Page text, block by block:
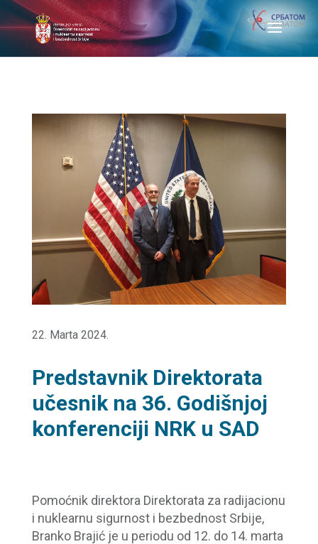
22. Marta 2024.
Predstavnik Direktorata
učesnik na 36. Godišnjoj
konferenciji NRK u SAD
Pomoćnik direktora Direktorata za radijacionu
i nuklearnu sigurnost i bezbednost Srbije,
Branko Brajić je u periodu od 12. do 14. marta